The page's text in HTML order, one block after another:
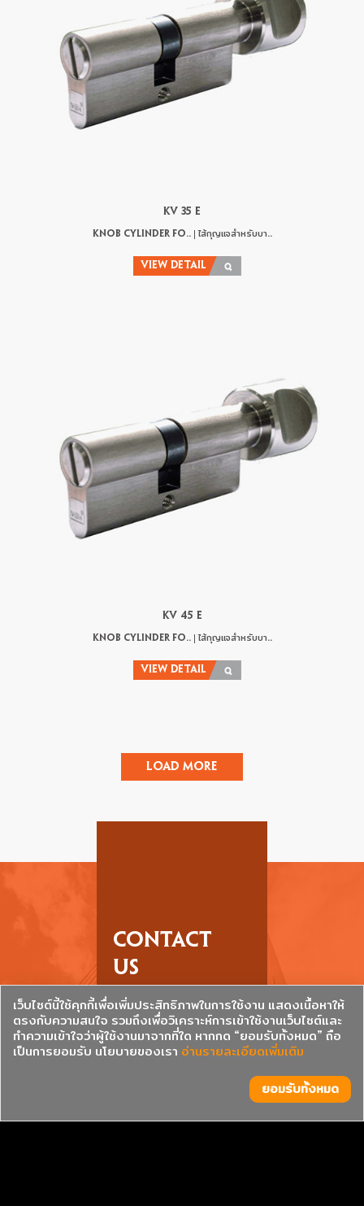
KV 35 E
KNOB CYLINDER FO.. | ไส้กุญแจสำหรับบา..
VIEW DETAIL
KV 45 E
KNOB CYLINDER FO.. | ไส้กุญแจสำหรับบา..
VIEW DETAIL
Load More
CONTACT
US
CONTACT INFO
เว็บไซต์นี้ใช้คุกกี้เพื่อเพิ่มประสิทธิภาพในการใช้งาน แสดงเนื้อหาให้
ตรงกับความสนใจ รวมถึงเพื่อวิเคราะห์การเข้าใช้งานเว็บไซต์และ
ทำความเข้าใจว่าผู้ใช้งานมาจากที่ใด หากกด “ยอมรับทั้งหมด” ถือ
เป็นการยอมรับ นโยบายของเรา อ่านรายละเอียดเพิ่มเติม
ยอมรับทั้งหมด